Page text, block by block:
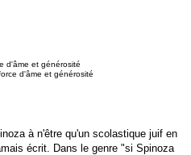
d'âme et générosité
à n'être qu'un scolastique juif en
écrit. Dans le genre "si Spinoza